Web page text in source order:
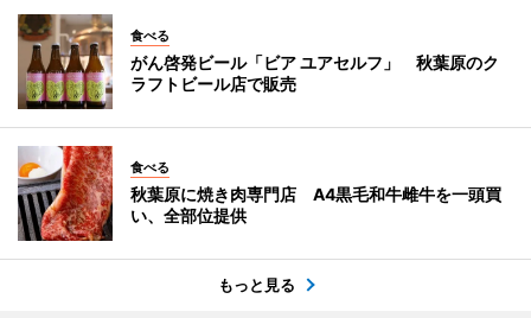
食べる
がん啓発ビール「ビア ユアセルフ」 秋葉原のク
ラフトビール店で販売
食べる
秋葉原に焼き肉専門店 A4黒毛和牛雌牛を一頭買
い、全部位提供
もっと見る